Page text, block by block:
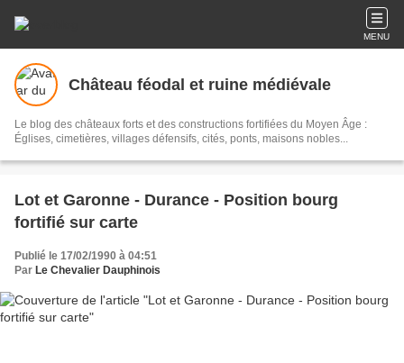
MENU
Château féodal et ruine médiévale
Le blog des châteaux forts et des constructions fortifiées du Moyen Âge :
Églises, cimetières, villages défensifs, cités, ponts, maisons nobles...
Lot et Garonne - Durance - Position bourg
fortifié sur carte
Publié le 17/02/1990 à 04:51
Par Le Chevalier Dauphinois